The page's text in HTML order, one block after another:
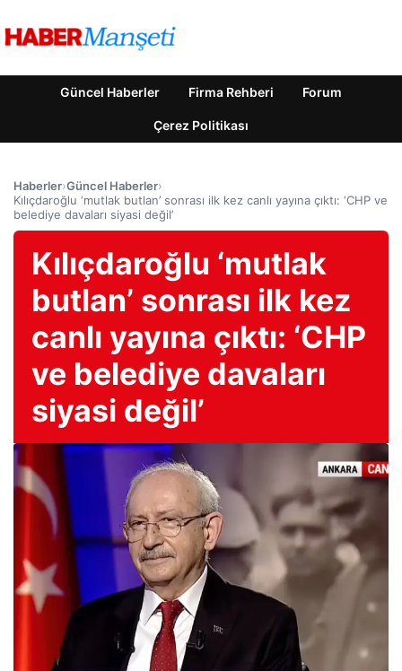
Güncel Haberler Firma Rehberi Forum
Çerez Politikası
Haberler›Güncel Haberler›
Kılıçdaroğlu ‘mutlak butlan’ sonrası ilk kez canlı yayına çıktı: ‘CHP ve
belediye davaları siyasi değil’
Kılıçdaroğlu ‘mutlak
butlan’ sonrası ilk kez
canlı yayına çıktı: ‘CHP
ve belediye davaları
siyasi değil’